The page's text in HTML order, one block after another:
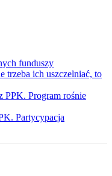
funduszy
trzeba ich uszczelniać, to
PPK. Program rośnie
Partycypacja